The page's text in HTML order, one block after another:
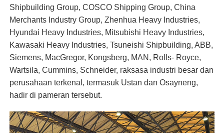
Shipbuilding Group, COSCO Shipping Group, China
Merchants Industry Group, Zhenhua Heavy Industries,
Hyundai Heavy Industries, Mitsubishi Heavy Industries,
Kawasaki Heavy Industries, Tsuneishi Shipbuilding, ABB,
Siemens, MacGregor, Kongsberg, MAN, Rolls- Royce,
Wartsila, Cummins, Schneider, raksasa industri besar dan
perusahaan terkenal, termasuk Ustan dan Osayneng,
hadir di pameran tersebut.